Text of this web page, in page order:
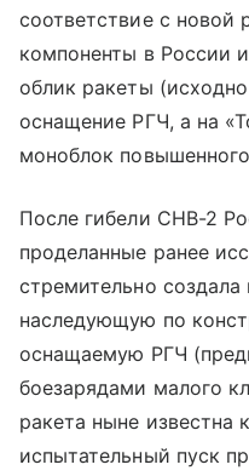
соответствие с новой
компоненты в России
облик ракеты
оснащение РГЧ, а на
моноблок
После гибели СНВ-2
проделанные ранее
стремительно
наследующую по
оснащаемую РГЧ
боезарядами малого
ракета ныне известна
испытательный пуск